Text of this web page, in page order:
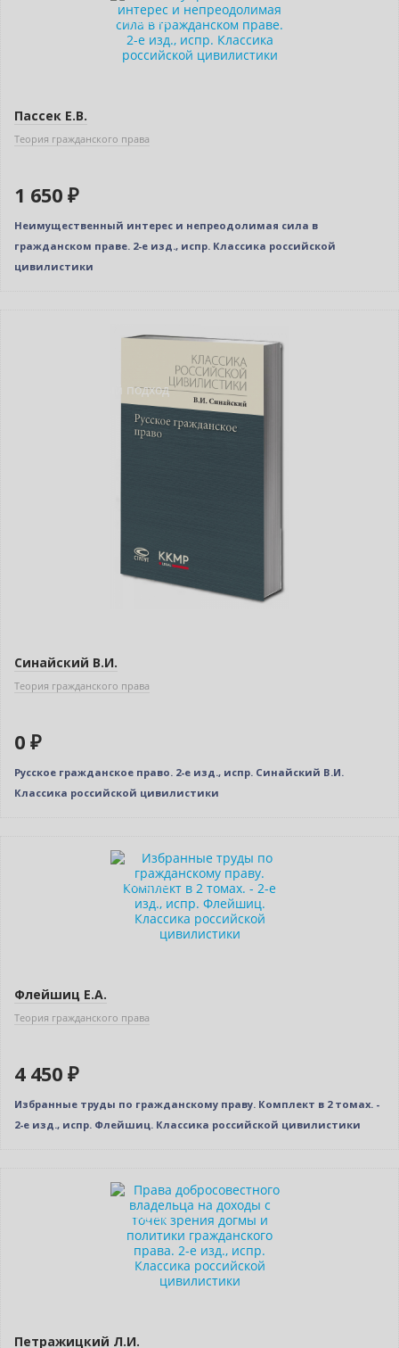
Индивидуальный подход
Пассек Е.В.
Теория гражданского права
1 650 ₽
Неимущественный интерес и непреодолимая сила в
гражданском праве. 2-е изд., испр. Классика российской
цивилистики
Индивидуальный подход
Синайский В.И.
Теория гражданского права
0 ₽
Русское гражданское право. 2-е изд., испр. Синайский В.И.
Классика российской цивилистики
Индивидуальный подход
Флейшиц Е.А.
Теория гражданского права
4 450 ₽
Избранные труды по гражданскому праву. Комплект в 2 томах. -
2-е изд., испр. Флейшиц. Классика российской цивилистики
Индивидуальный подход
Петражицкий Л.И.